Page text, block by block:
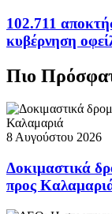
102.711
κυβέρνηση
Πιο
8 Αυγούστου 2026
Δοκιμαστικά
προς